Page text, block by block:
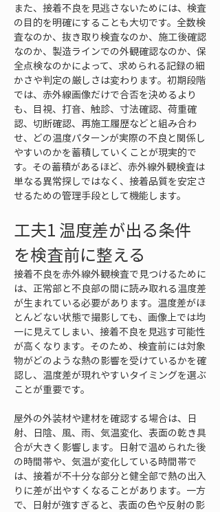
また、接着不良を見逃さないためには、検査
の目的を明確にすることも大切です。全数検
査なのか、抜き取り検査なのか、施工後確認
なのか、製造ラインでの外観確認なのか、保
全点検なのかによって、求められる記録の細
かさや判定の厳しさは変わります。初期段階
では、赤外線画像だけで合否を決めるより
も、目視、打音、触診、寸法確認、荷重確
認、切断確認、再施工履歴などと組み合わ
せ、どの温度パターンが実際の不良と関係し
やすいのかを蓄積していくことが現実的で
す。その蓄積があるほど、赤外線外観検査は
単なる異常探しではなく、接着品質を安定さ
せるための管理手段として機能します。
工夫1 温度差が出る条件
を検査前に整える
接着不良を赤外線外観検査で見つけるために
は、正常部と不良部の間に読み取れる温度差
が生まれている必要があります。温度差がほ
とんどない状態で撮影しても、画像上では均
一に見えてしまい、接着不良を見逃す可能性
が高くなります。そのため、検査前には対象
物がどのような熱の影響を受けているかを確
認し、温度差が現れやすいタイミングを選ぶ
ことが重要です。
屋外の外装材や建材を確認する場合は、日
射、日陰、風、雨、気温変化、表面の乾き具
合が大きく影響します。日射で温められた後
の時間帯や、気温が変化している時間帯で
は、接着が不十分な部分と健全部で熱の出入
りに差が出やすくなることがあります。一方
で、日射が強すぎると、表面の色や反射の影